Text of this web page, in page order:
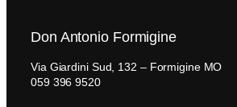
Don Antonio Formigine
Via Giardini Sud, 132 – Formigine MO
059 396 9520